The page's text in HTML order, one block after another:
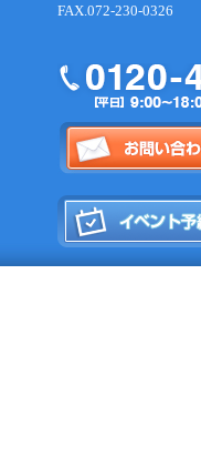
FAX.072-230-0326